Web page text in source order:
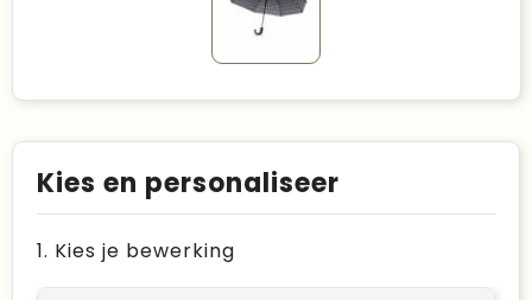
Kies en personaliseer
1. Kies je bewerking